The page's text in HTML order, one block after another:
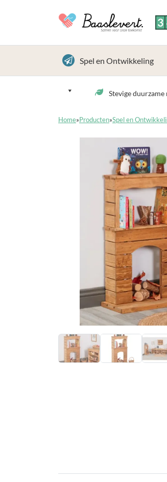
3
Spel en Ontwikkeling
Stevige
Home» Producten»Spel en